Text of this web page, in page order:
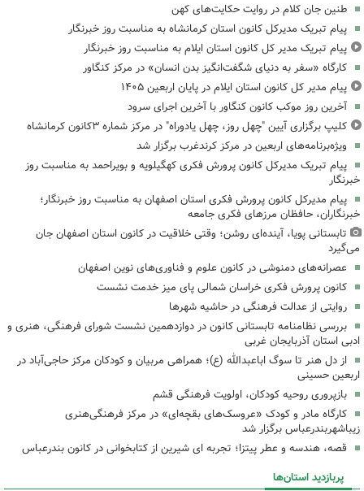
طنین جان کلام در روایت حکایت‌های کهن
پیام تبریک مدیرکل کانون استان کرمانشاه به مناسبت روز خبرنگار
پیام تبریک مدیر کل کانون استان ایلام به مناسبت روز خبرنگار
کارگاه «سفر به دنیای شگفت‌انگیز بدن انسان» در مرکز کنگاور
پیام مدیر کل کانون استان ایلام در پایان اربعین ۱۴۰۵
آخرین روز موکب کانون کنگاور با آخرین اجرای سرود
کلیپ برگزاری آیین "چهل روز، چهل یادوراه" در مرکز شماره ۳کانون کرمانشاه
ویژه‌برنامه‌های اربعین در مرکز کرندغرب برگزار شد
پیام تبریک مدیرکل کانون پرورش فکری کهگیلویه و بویراحمد به مناسبت روز
خبرنگار
پیام مدیرکل کانون پرورش فکری استان اصفهان به مناسبت روز خبرنگار؛
خبرنگاران، حافظان مرزهای فکری جامعه
تابستانی پویا، آینده‌ای روشن؛ وقتی خلاقیت در کانون استان اصفهان جان
می‌گیرد
عصرانه‌های دمنوشی در کانون علوم و فناوری‌های نوین اصفهان
کانون پرورش فکری خراسان شمالی پای میز خدمت نشست
روایتی از عدالت فرهنگی در حاشیه شهرها
بررسی نظامنامه تابستانی کانون در دوازدهمین نشست شورای فرهنگی، هنری و
ادبی استان آذربایجان غربی
از دل هنر تا سوگ اباعبدالله (ع)؛ همراهی مربیان و کودکان مرکز حاجی‌آباد در
اربعین حسینی
بازپروری روحیه کودکان، اولویت فرهنگی قشم
کارگاه مادر و کودک «عروسک‌های بقچه‌ای» در مرکز فرهنگی‌هنری
زیباشهربندرعباس برگزار شد
قصه، هندسه و عطر پیتزا؛ تجربه ای شیرین از کتابخوانی در کانون بندرعباس
پربازدید استان‌ها